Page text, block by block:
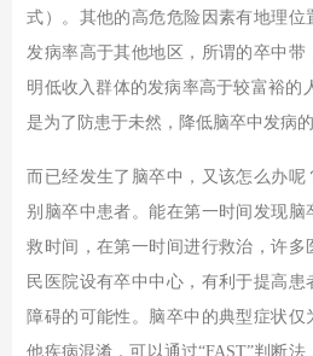
式）。其他的高危危险因素有地理位
发病率高于其他地区，所谓的卒中
明低收入群体的发病率高于较富裕的
是为了防患于未然，降低脑卒中发病的
而已经发生了脑卒中，又该怎么办
别脑卒中患者。能在第一时间发现
救时间，在第一时间进行救治，许多
民医院设有卒中中心，有利于提高
障碍的可能性。脑卒中的典型症状
他疾病混淆，可以通过“FAST”判断